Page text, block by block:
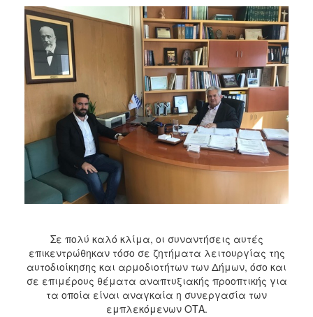
Σε πολύ καλό κλίμα, οι συναντήσεις αυτές
επικεντρώθηκαν τόσο σε ζητήματα λειτουργίας της
αυτοδιοίκησης και αρμοδιοτήτων των Δήμων, όσο και
σε επιμέρους θέματα αναπτυξιακής προοπτικής για
τα οποία είναι αναγκαία η συνεργασία των
εμπλεκόμενων ΟΤΑ.